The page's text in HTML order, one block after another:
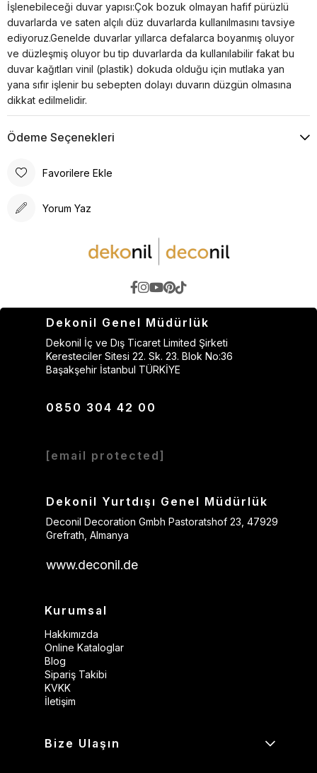
İşlenebileceği duvar yapısı:Çok bozuk olmayan hafif pürüzlü
duvarlarda ve saten alçılı düz duvarlarda kullanılmasını tavsiye
ediyoruz.Genelde duvarlar yıllarca defalarca boyanmış oluyor
ve düzleşmiş oluyor bu tip duvarlarda da kullanılabilir fakat bu
duvar kağıtları vinil (plastik) dokuda olduğu için mutlaka yan
yana sıfır işlenir bu sebepten dolayı duvarın düzgün olmasına
dikkat edilmelidir.
Ödeme Seçenekleri
Favorilere Ekle
Yorum Yaz
Dekonil Genel Müdürlük
Dekonil İç ve Dış Ticaret Limited Şirketi
Keresteciler Sitesi 22. Sk. 23. Blok No:36
Başakşehir İstanbul TÜRKİYE
0850 304 42 00
[email protected]
Dekonil Yurtdışı Genel Müdürlük
Deconil Decoration Gmbh Pastoratshof 23, 47929
Grefrath, Almanya
www.deconil.de
Kurumsal
Hakkımızda
Online Kataloglar
Blog
Sipariş Takibi
KVKK
İletişim
Bize Ulaşın